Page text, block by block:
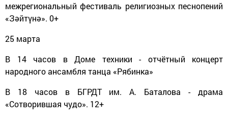
межрегиональный фестиваль религиозных песнопений
«Зәйтүнә». 0+
25 марта
В 14 часов в Доме техники - отчётный концерт
народного ансамбля танца «Рябинка»
В 18 часов в БГРДТ им. А. Баталова - драма
«Сотворившая чудо». 12+